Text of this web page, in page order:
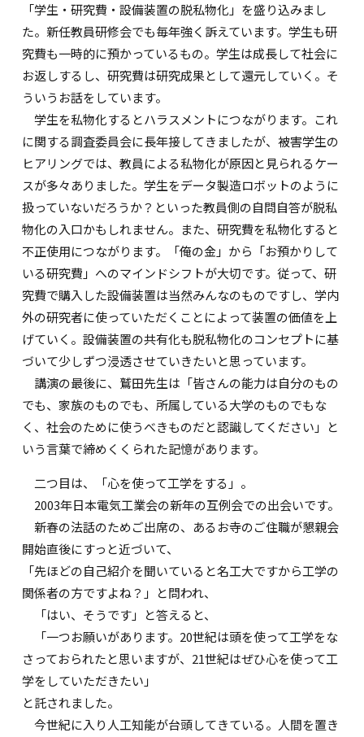
「学生・研究費・設備装置の脱私物化」を盛り込みまし
た。新任教員研修会でも毎年強く訴えています。学生も研
究費も一時的に預かっているもの。学生は成長して社会に
お返しするし、研究費は研究成果として還元していく。そ
ういうお話をしています。
学生を私物化するとハラスメントにつながります。これ
に関する調査委員会に長年接してきましたが、被害学生の
ヒアリングでは、教員による私物化が原因と見られるケー
スが多々ありました。学生をデータ製造ロボットのように
扱っていないだろうか？といった教員側の自問自答が脱私
物化の入口かもしれません。また、研究費を私物化すると
不正使用につながります。「俺の金」から「お預かりして
いる研究費」へのマインドシフトが大切です。従って、研
究費で購入した設備装置は当然みんなのものですし、学内
外の研究者に使っていただくことによって装置の価値を上
げていく。設備装置の共有化も脱私物化のコンセプトに基
づいて少しずつ浸透させていきたいと思っています。
講演の最後に、鷲田先生は「皆さんの能力は自分のもの
でも、家族のものでも、所属している大学のものでもな
く、社会のために使うべきものだと認識してください」と
いう言葉で締めくくられた記憶があります。
二つ目は、「心を使って工学をする」。
2003年日本電気工業会の新年の互例会での出会いです。
新春の法話のためご出席の、あるお寺のご住職が懇親会
開始直後にすっと近づいて、
「先ほどの自己紹介を聞いていると名工大ですから工学の
関係者の方ですよね？」と問われ、
「はい、そうです」と答えると、
「一つお願いがあります。20世紀は頭を使って工学をな
さっておられたと思いますが、21世紀はぜひ心を使って工
学をしていただきたい」
と託されました。
今世紀に入り人工知能が台頭してきている。人間を置き